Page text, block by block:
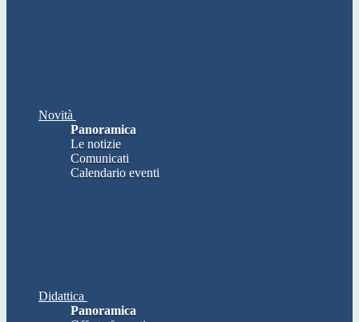
Novità
Panoramica
Le notizie
Comunicati
Calendario eventi
Didattica
Panoramica